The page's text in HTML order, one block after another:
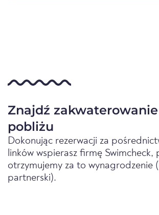
Znajdź
pobliżu
Dokonując rezerwacji za
linków wspierasz firmę Swimcheck,
otrzymujemy za to wynagrodzenie
partnerski).